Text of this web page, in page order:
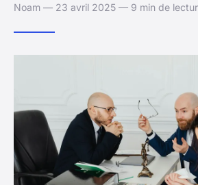
Noam — 23 avril 2025 — 9 min de